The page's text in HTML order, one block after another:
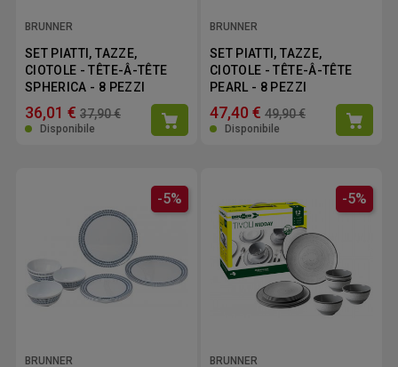
BRUNNER
SET PIATTI, TAZZE,
CIOTOLE - TÊTE-Â-TÊTE
SPHERICA - 8 PEZZI
36,01 € 37,90 €
Disponibile
BRUNNER
SET PIATTI, TAZZE,
CIOTOLE - TÊTE-Â-TÊTE
PEARL - 8 PEZZI
47,40 € 49,90 €
Disponibile
BRUNNER
-5%
BRUNNER
-5%